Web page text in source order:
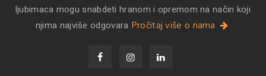
ljubimaca mogu snabdeti hranom i opremom na način koji
njima najviše odgovara Pročitaj više o nama